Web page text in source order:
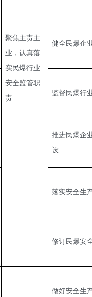
聚焦主责主
业，认真落
实民爆行业
安全监管职
责
健全民爆企
监督民爆行
推进民爆企
设
落实安全生
修订民爆安
做好安全生